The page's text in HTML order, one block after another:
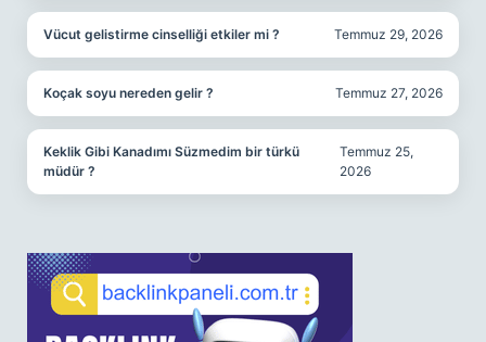
Vücut gelistirme cinselliği etkiler mi ? Temmuz 29, 2026
Koçak soyu nereden gelir ? Temmuz 27, 2026
Keklik Gibi Kanadımı Süzmedim bir türkü
müdür ?
Temmuz 25,
2026